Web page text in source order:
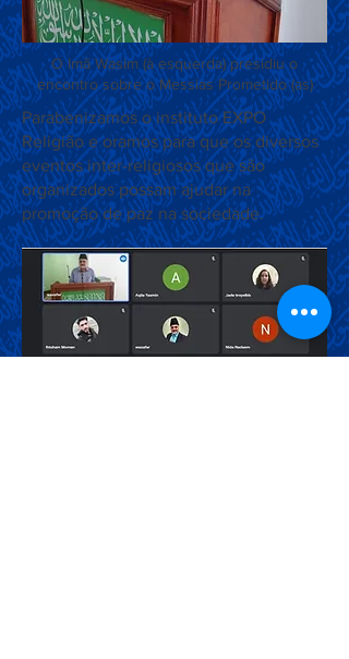
O Imã Wasim (à esquerda) presidiu o
encontro sobre o Messias Prometido (as)
Parabenizamos o instituto EXPO
Religião e oramos para que os diversos
eventos inter-religiosos que são
organizados possam ajudar na
promoção de paz na sociedade.